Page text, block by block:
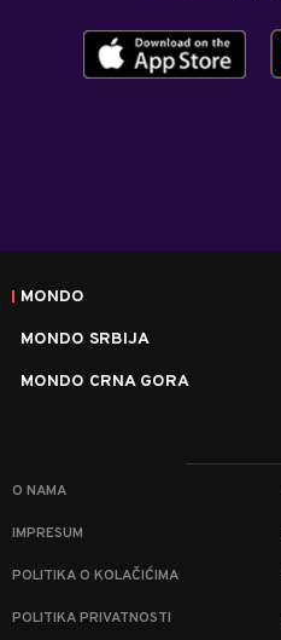
MONDO
MONDO SRBIJA
MONDO CRNA GORA
O NAMA
IMPRESUM
POLITIKA O KOLAČIĆIMA
POLITIKA PRIVATNOSTI